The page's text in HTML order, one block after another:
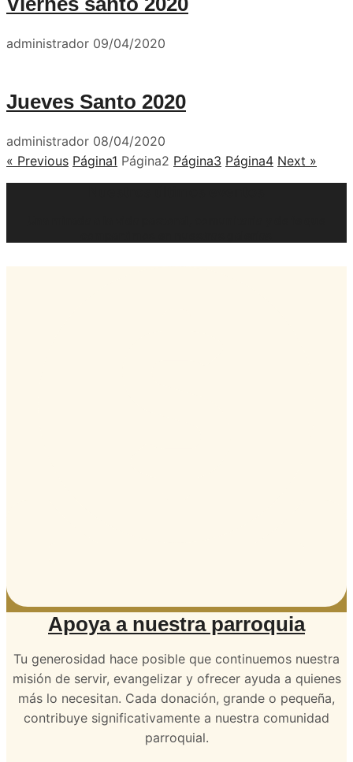
administrador 09/04/2020
Jueves Santo 2020
administrador 08/04/2020
« Previous Página1 Página2 Página3 Página4 Next »
Apoya a nuestra parroquia
Tu generosidad hace posible que continuemos nuestra
misión de servir, evangelizar y ofrecer ayuda a quienes
más lo necesitan. Cada donación, grande o pequeña,
contribuye significativamente a nuestra comunidad
parroquial.